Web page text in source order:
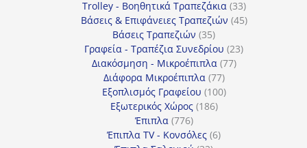
προϊόντα
Trolley - Βοηθητικά Τραπεζάκια 3333
προϊόντα
Βάσεις & Επιφάνειες Τραπεζιών 4545
Βάσεις Τραπεζιών 3535
προϊόντα
Γραφεία - Τραπέζια Συνεδρίου 2323
Διακόσμηση - Μικροέπιπλα 7777
Διάφορα Μικροέπιπλα 7777
προϊόντα
Εξοπλισμός Γραφείου 100100
Εξωτερικός Χώρος 186186
Έπιπλα 776776
προϊόντα
Έπιπλα TV - Κονσόλες 66